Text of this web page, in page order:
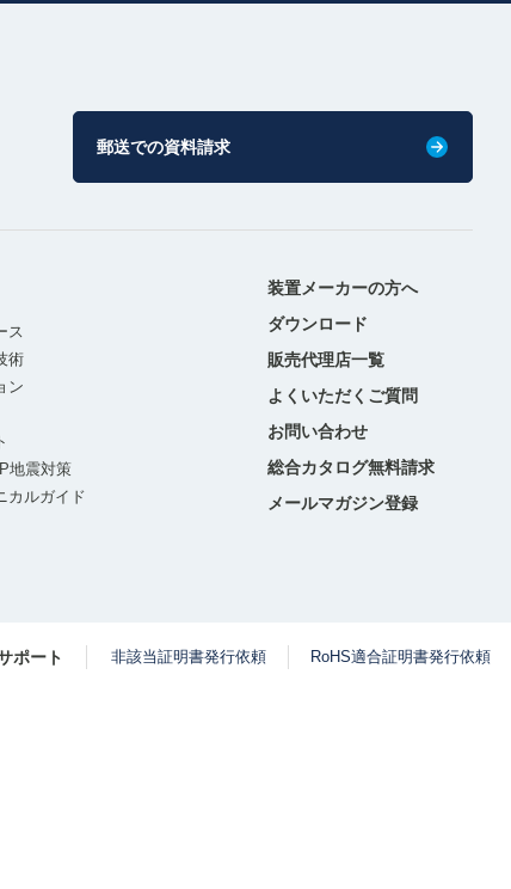
郵送での資料請求
ス
術
ン
地震対策
カルガイド
装置メーカーの方へ
ダウンロード
販売代理店一覧
よくいただくご質問
お問い合わせ
総合カタログ無料請求
メールマガジン登録
ポート 非該当証明書発行依頼 RoHS適合証明書発行依頼